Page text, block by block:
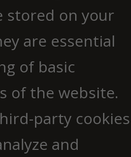
stored on your
are essential
of basic
of the website.
party cookies
and